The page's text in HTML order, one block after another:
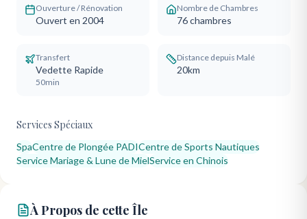
Ouverture / Rénovation
Ouvert en 2004
Nombre de Chambres
76chambres
Transfert
Vedette Rapide
50min
Distance depuis Malé
20km
Services Spéciaux
SpaCentre de Plongée PADICentre de Sports Nautiques
Service Mariage & Lune de MielService en Chinois
À Propos de cette Île